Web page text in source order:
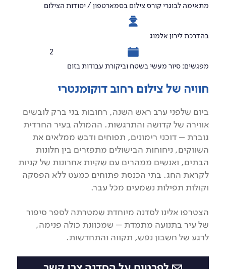
מתאימה לבוגרי קורס צילום בסמארטפון / יסודות הצילום
בהדרכת לירון אלמוג
2
מפגשים: סיור מעשי בשטח וביקורת עבודות בזום
חוויה של צילום רחוב דוקומנטרי
ביום שלפני ערב ראש השנה, רחובות בני ברק לובשים
אווירה של קדושה והתרגשות. ההמולה בעיר החרדית
גוברת – דוכני רימונים, תפוחים ודבש ממלאים את
השווקים, ניחוחות הבישולים מתפזרים בין חלונות
הבתים, ואנשים ממהרים עם שקיות אחרונות של קניות
לקראת החג. בתי הכנסת פתוחים כמעט ללא הפסקה
וקולות תפילות נשמעים מכל עבר.
הצטרפו אלינו לסדנה מיוחדת שמטרתה לספר סיפור
של עיר בתנועה מתמדת – שמכוונת כולה פנימה,
לרגע של חשבון נפש, תקווה והתחדשות.